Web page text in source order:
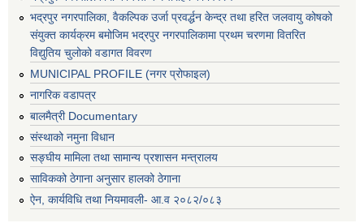
भद्रपुर नगरपालिका, वैकल्पिक उर्जा प्रवर्द्धन केन्द्र तथा हरित जलवायु कोषको
संयुक्त कार्यक्रम बमोजिम भद्रपुर नगरपालिकामा प्रथम चरणमा वितरित
विद्युतिय चुलोको वडागत विवरण
MUNICIPAL PROFILE (नगर प्रोफाइल)
नागरिक वडापत्र
बालमैत्री Documentary
संस्थाको नमुना विधान
सङ्घीय मामिला तथा सामान्य प्रशासन मन्त्रालय
साविकको ठेगाना अनुसार हालको ठेगाना
ऐन, कार्यविधि तथा नियमावली- आ.व २०८२/०८३